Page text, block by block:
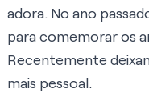
adora. No ano
para comemorar os
Recentemente
mais pessoal.